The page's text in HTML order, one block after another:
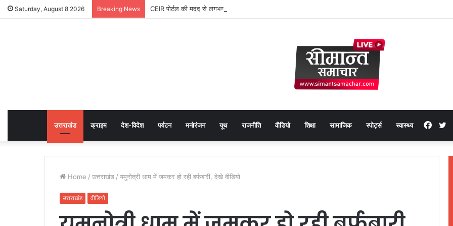
Saturday, August 8 2026 Breaking News CEIR पोर्टल की मदद से लगभग ₹5 लाख मूल्य के 20 मोबाइल फोन बरामद
उत्तराखंड क्राइम देश-विदेश पर्यटन मनोरंजन यूथ राजनीति वीडियो शिक्षा सामाजिक स्पोर्ट्स स्वास्थ्य
Home / उत्तराखंड / यमुनोत्री धाम में जमकर हो रही बर्फबारी, देखे वीडियो
उत्तराखंड वीडियो